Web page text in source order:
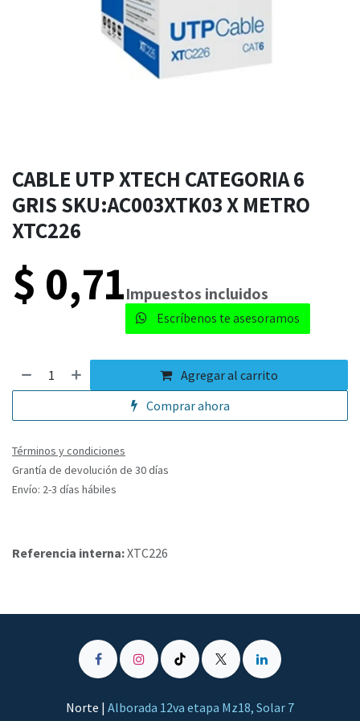
CABLE UTP XTECH CATEGORIA 6
GRIS SKU:AC003XTK03 X METRO
XTC226
$ 0,71​​Impuestos incluidos
Escríbenos te asesoramos​
Agregar al carrito
Comprar ahora
Términos y condiciones
Grantía de devolución de 30 días
Envío: 2-3 días hábiles
Referencia interna:XTC226
Norte | Alborada 12va etapa Mz18, Solar 7